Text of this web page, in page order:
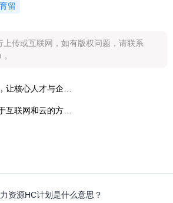
留
上传或互联网，如有版权问题，请联系
资源HC计划是什么意思？